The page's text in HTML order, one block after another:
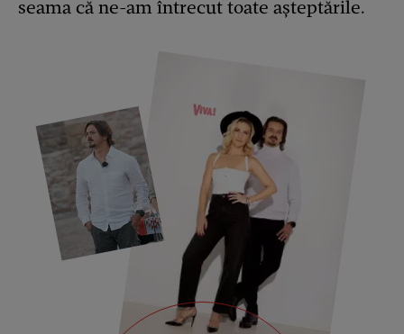
seama că ne-am întrecut toate așteptările.